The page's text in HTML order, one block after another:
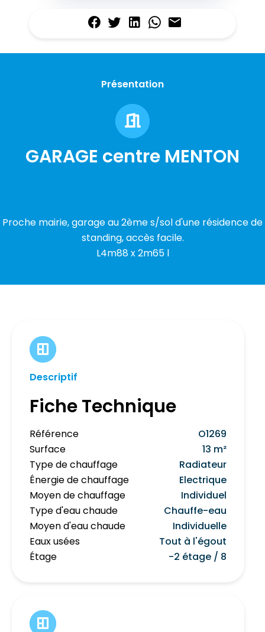
Présentation
GARAGE centre MENTON
Proche mairie, garage au 2ème s/sol d'une résidence de
standing, accès facile.
L4m88 x 2m65 l
Descriptif
Fiche Technique
Référence
O1269
Surface
13 m²
Type de chauffage
Radiateur
Énergie de chauffage
Electrique
Moyen de chauffage
Individuel
Type d'eau chaude
Chauffe-eau
Moyen d'eau chaude
Individuelle
Eaux usées
Tout à l'égout
Étage
-2 étage / 8